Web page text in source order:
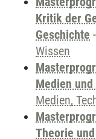
Kritik der
Geschichte -
Wissen
Medien
Medien,
Theorie